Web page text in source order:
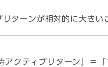
ターンが相対的に大きい
アクティブリターン』＝